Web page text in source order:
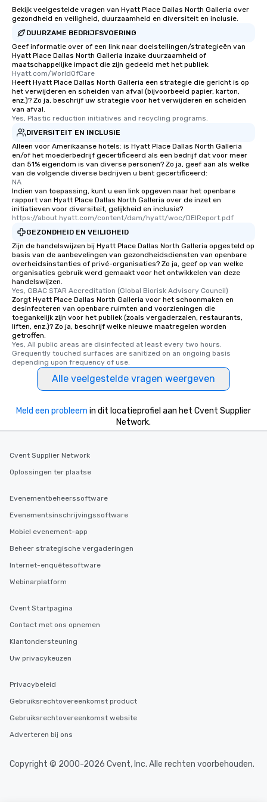
Bekijk veelgestelde vragen van Hyatt Place Dallas North Galleria over
gezondheid en veiligheid, duurzaamheid en diversiteit en inclusie.
DUURZAME BEDRIJFSVOERING
Geef informatie over of een link naar doelstellingen/strategieën van
Hyatt Place Dallas North Galleria inzake duurzaamheid of
maatschappelijke impact die zijn gedeeld met het publiek.
Hyatt.com/WorldOfCare
Heeft Hyatt Place Dallas North Galleria een strategie die gericht is op
het verwijderen en scheiden van afval (bijvoorbeeld papier, karton,
enz.)? Zo ja, beschrijf uw strategie voor het verwijderen en scheiden
van afval.
Yes, Plastic reduction initiatives and recycling programs.
DIVERSITEIT EN INCLUSIE
Alleen voor Amerikaanse hotels: is Hyatt Place Dallas North Galleria
en/of het moederbedrijf gecertificeerd als een bedrijf dat voor meer
dan 51% eigendom is van diverse personen? Zo ja, geef aan als welke
van de volgende diverse bedrijven u bent gecertificeerd:
NA
Indien van toepassing, kunt u een link opgeven naar het openbare
rapport van Hyatt Place Dallas North Galleria over de inzet en
initiatieven voor diversiteit, gelijkheid en inclusie?
https://about.hyatt.com/content/dam/hyatt/woc/DEIReport.pdf
GEZONDHEID EN VEILIGHEID
Zijn de handelswijzen bij Hyatt Place Dallas North Galleria opgesteld op
basis van de aanbevelingen van gezondheidsdiensten van openbare
overheidsinstanties of privé-organisaties? Zo ja, geef op van welke
organisaties gebruik werd gemaakt voor het ontwikkelen van deze
handelswijzen.
Yes, GBAC STAR Accreditation (Global Biorisk Advisory Council)
Zorgt Hyatt Place Dallas North Galleria voor het schoonmaken en
desinfecteren van openbare ruimten and voorzieningen die
toegankelijk zijn voor het publiek (zoals vergaderzalen, restaurants,
liften, enz.)? Zo ja, beschrijf welke nieuwe maatregelen worden
getroffen.
Yes, All public areas are disinfected at least every two hours.
Grequently touched surfaces are sanitized on an ongoing basis
depending upon frequency of use.
Alle veelgestelde vragen weergeven
Meld een probleem in dit locatieprofiel aan het Cvent Supplier
Network.
Cvent Supplier Network
Oplossingen ter plaatse
Evenementbeheerssoftware
Evenementsinschrijvingssoftware
Mobiel evenement-app
Beheer strategische vergaderingen
Internet-enquêtesoftware
Webinarplatform
Cvent Startpagina
Contact met ons opnemen
Klantondersteuning
Uw privacykeuzen
Privacybeleid
Gebruiksrechtovereenkomst product
Gebruiksrechtovereenkomst website
Adverteren bij ons
Copyright © 2000-2026 Cvent, Inc. Alle rechten voorbehouden.